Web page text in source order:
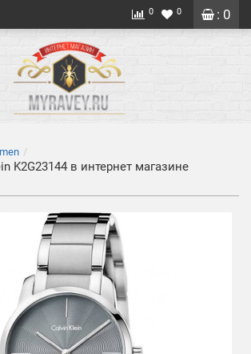
: 0
0 0
K2G23144 в интернет магазине